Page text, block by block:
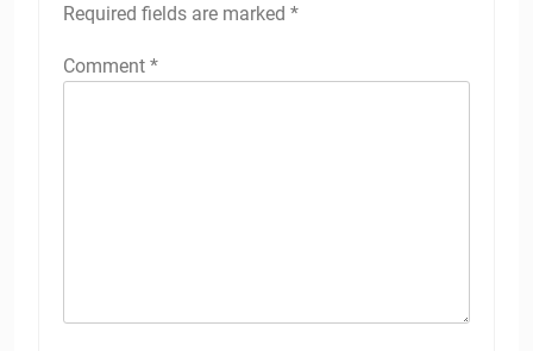
Required fields are marked *
Comment *